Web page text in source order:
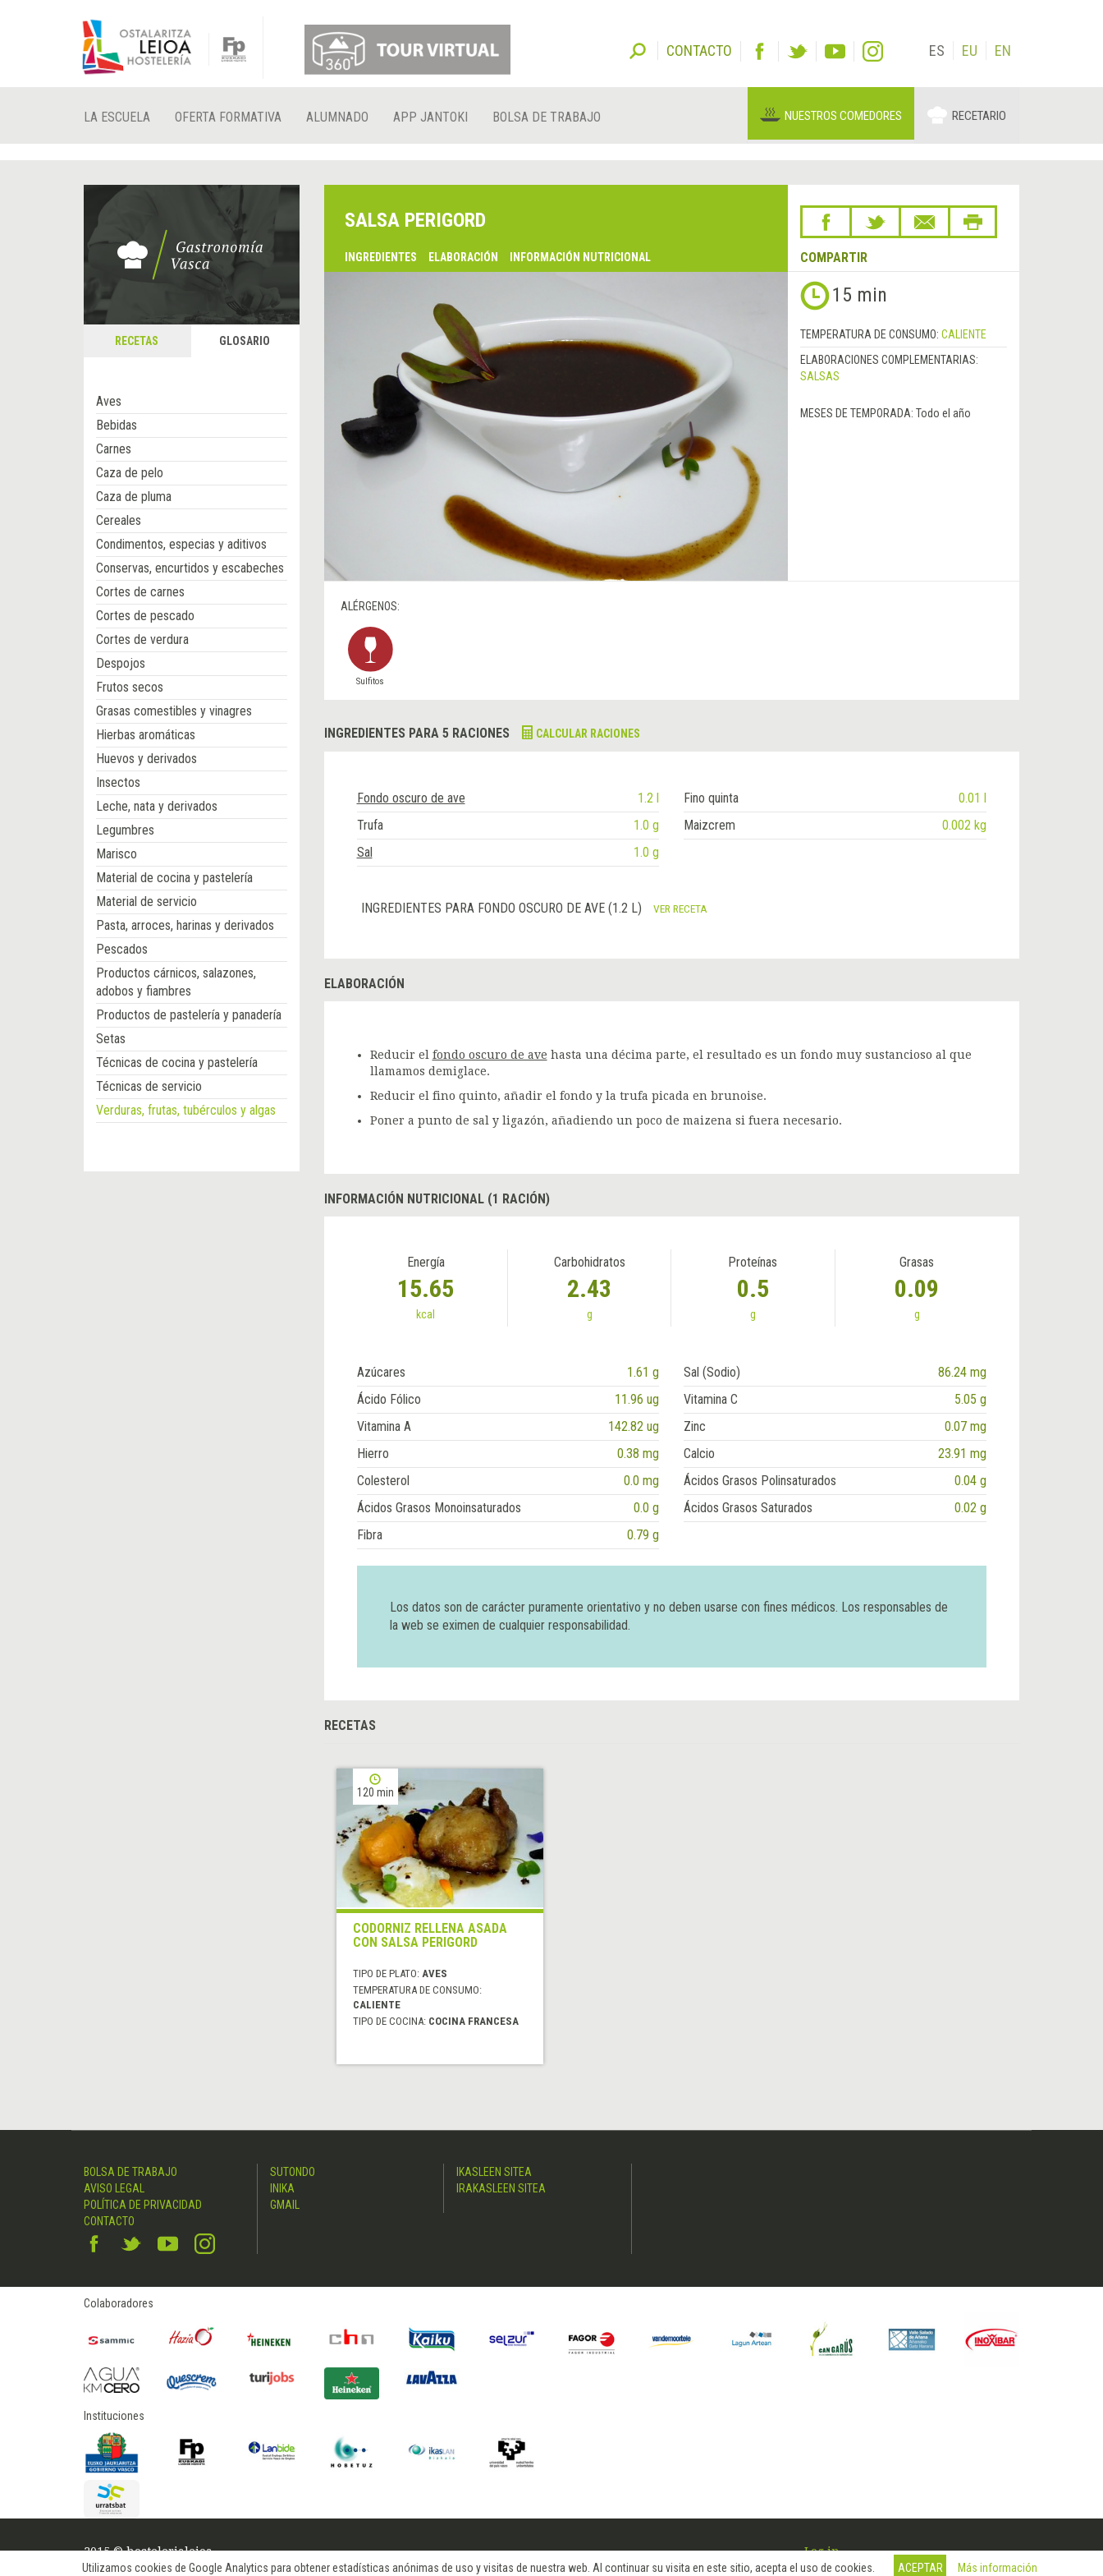
Utilizamos cookies de Google Analytics para obtener estadísticas anónimas de uso y visitas de nuestra web. Al continuar su visita en este sitio, acepta el uso de cookies. ACEPTAR Más información
CONTACTO ES EU EN
LA ESCUELA OFERTA FORMATIVA ALUMNADO APP JANTOKI BOLSA DE TRABAJO NUESTROS COMEDORES RECETARIO
RECETAS GLOSARIO
Aves
Bebidas
Carnes
Caza de pelo
Caza de pluma
Cereales
Condimentos, especias y aditivos
Conservas, encurtidos y escabeches
Cortes de carnes
Cortes de pescado
Cortes de verdura
Despojos
Frutos secos
Grasas comestibles y vinagres
Hierbas aromáticas
Huevos y derivados
Insectos
Leche, nata y derivados
Legumbres
Marisco
Material de cocina y pastelería
Material de servicio
Pasta, arroces, harinas y derivados
Pescados
Productos cárnicos, salazones,
adobos y fiambres
Productos de pastelería y panadería
Setas
Técnicas de cocina y pastelería
Técnicas de servicio
Verduras, frutas, tubérculos y algas
SALSA PERIGORD
INGREDIENTES ELABORACIÓN INFORMACIÓN NUTRICIONAL COMPARTIR
15 min
TEMPERATURA DE CONSUMO: CALIENTE
ELABORACIONES COMPLEMENTARIAS:
SALSAS
MESES DE TEMPORADA: Todo el año
ALÉRGENOS:
Sulfitos
INGREDIENTES PARA 5 RACIONES CALCULAR RACIONES
Fondo oscuro de ave 1.2 l Fino quinta
0.01 l
Trufa
1.0 g Maizcrem
0.002 kg
Sal
1.0 g
INGREDIENTES PARA FONDO OSCURO DE AVE (1.2 L) VER RECETA
ELABORACIÓN
Reducir el fondo oscuro de ave hasta una décima parte, el resultado es un fondo muy sustancioso al que
llamamos demiglace.
Reducir el fino quinto, añadir el fondo y la trufa picada en brunoise.
Poner a punto de sal y ligazón, añadiendo un poco de maizena si fuera necesario.
INFORMACIÓN NUTRICIONAL (1 RACIÓN)
Energía
15.65
kcal
Carbohidratos
2.43
g
Proteínas
0.5
g
Grasas
0.09
g
Azúcares 1.61 g Sal (Sodio)
86.24 mg
Ácido Fólico
11.96 ug Vitamina C
5.05 g
Vitamina A
142.82 ug Zinc
0.07 mg
Hierro
0.38 mg Calcio
23.91 mg
Colesterol
0.0 mg Ácidos Grasos Polinsaturados
0.04 g
Ácidos Grasos Monoinsaturados
0.0 g Ácidos Grasos Saturados
0.02 g
Fibra
0.79 g
Los datos son de carácter puramente orientativo y no deben usarse con fines médicos. Los responsables de
la web se eximen de cualquier responsabilidad.
RECETAS
120 min
CODORNIZ RELLENA ASADA
CON SALSA PERIGORD
TIPO DE PLATO: AVES
TEMPERATURA DE CONSUMO:
CALIENTE
TIPO DE COCINA: COCINA FRANCESA
BOLSA DE TRABAJO
AVISO LEGAL
POLÍTICA DE PRIVACIDAD
CONTACTO
SUTONDO
INIKA
GMAIL
IKASLEEN SITEA
IRAKASLEEN SITEA
Colaboradores
Instituciones
2015 © hostelerialeioa Log in